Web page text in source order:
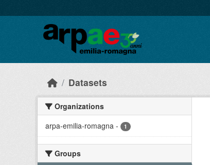
Datasets
Organizations
arpa-emilia-romagna - 1
Groups